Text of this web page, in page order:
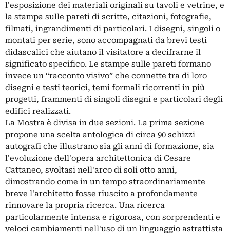
l'esposizione dei materiali originali su tavoli e vetrine, e
la stampa sulle pareti di scritte, citazioni, fotografie,
filmati, ingrandimenti di particolari. I disegni, singoli o
montati per serie, sono accompagnati da brevi testi
didascalici che aiutano il visitatore a decifrarne il
significato specifico. Le stampe sulle pareti formano
invece un “racconto visivo” che connette tra di loro
disegni e testi teorici, temi formali ricorrenti in più
progetti, frammenti di singoli disegni e particolari degli
edifici realizzati.
La Mostra è divisa in due sezioni. La prima sezione
propone una scelta antologica di circa 90 schizzi
autografi che illustrano sia gli anni di formazione, sia
l'evoluzione dell'opera architettonica di Cesare
Cattaneo, svoltasi nell'arco di soli otto anni,
dimostrando come in un tempo straordinariamente
breve l'architetto fosse riuscito a profondamente
rinnovare la propria ricerca. Una ricerca
particolarmente intensa e rigorosa, con sorprendenti e
veloci cambiamenti nell'uso di un linguaggio astrattista